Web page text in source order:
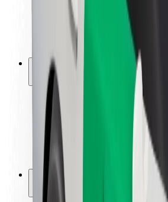
ბრენდი
მედია
ურბანული ფონდი
უსაფრთხოება
მგზავრების უსაფრთხოება
მძღოლების უსაფრთხოება
სკუტერის უსაფრთხოება
უსაფრთხოება
ქალაქები